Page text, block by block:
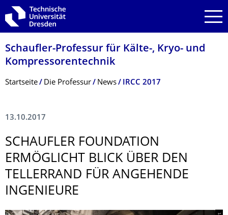
Zur Hauptnavigation springen
Zur Suche springen
Zum Inhalt springen
Schaufler-Professur für Kälte-, Kryo- und
Kompressorentech­nik
Breadcrumb-Menü
Startseite Die Professur News IRCC 2017
13.10.2017
SCHAUFLER FOUNDATION
ERMÖGLICHT BLICK ÜBER DEN
TELLERRAND FÜR ANGEHENDE
INGENIEURE